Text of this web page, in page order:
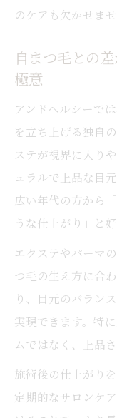
のケアも欠かせませ
自まつ毛との
極意
アンドヘルシーで
を立ち上げる独自
ステが視界に入り
ュラルで上品な目
広い年代の方から
うな仕上がり」と
エクステやパーマ
つ毛の生え方に合
り、目元のバラン
実現できます。特
ムではなく、上品
施術後の仕上がり
定期的なサロンケ